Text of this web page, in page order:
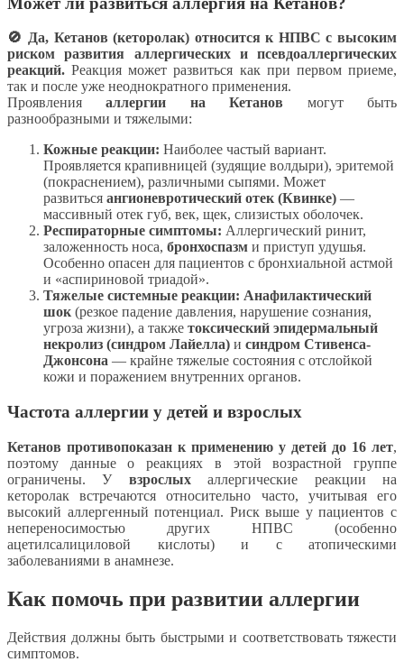
🚫 Да, Кетанов (кеторолак) относится к НПВС с высоким
риском развития аллергических и псевдоаллергических
реакций. Реакция может развиться как при первом приеме,
так и после уже неоднократного применения.
Проявленияаллергии на Кетанов могут быть
разнообразными и тяжелыми:
Кожные реакции: Наиболее частый вариант.
Проявляется крапивницей (зудящие волдыри), эритемой
(покраснением), различными сыпями. Может
развиться ангионевротический отек (Квинке) —
массивный отек губ, век, щек, слизистых оболочек.
Респираторные симптомы: Аллергический ринит,
заложенность носа, бронхоспазм и приступ удушья.
Особенно опасен для пациентов с бронхиальной астмой
и «аспириновой триадой».
Тяжелые системные реакции: Анафилактический
шок (резкое падение давления, нарушение сознания,
угроза жизни), а также токсический эпидермальный
некролиз (синдром Лайелла) и синдром Стивенса-
Джонсона — крайне тяжелые состояния с отслойкой
кожи и поражением внутренних органов.
Частота аллергии у детей и взрослых
Кетанов противопоказан к применению у детей до 16 лет,
поэтому данные о реакциях в этой возрастной группе
ограничены. У взрослыхаллергические реакции на
кеторолак встречаются относительно часто, учитывая его
высокий аллергенный потенциал. Риск выше у пациентов с
непереносимостью других НПВС (особенно
ацетилсалициловой кислоты) и с атопическими
заболеваниями в анамнезе.
Как помочь при развитии аллергии
Действия должны быть быстрыми и соответствовать тяжести
симптомов.